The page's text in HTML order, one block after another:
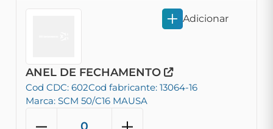
ANEL DE FECHAMENTO
Cod CDC: 602Cod fabricante: 13064-16
Marca: SCM 50/C16 MAUSA
Adicionar